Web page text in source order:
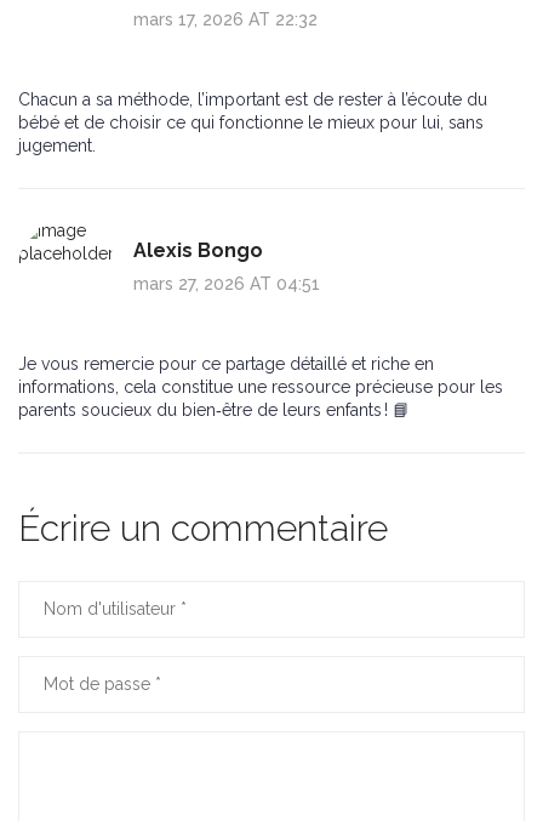
mars 17, 2026 AT 22:32
Chacun a sa méthode, l’important est de rester à l’écoute du
bébé et de choisir ce qui fonctionne le mieux pour lui, sans
jugement.
Alexis Bongo
mars 27, 2026 AT 04:51
Je vous remercie pour ce partage détaillé et riche en
informations, cela constitue une ressource précieuse pour les
parents soucieux du bien‑être de leurs enfants ! 📘
Écrire un commentaire